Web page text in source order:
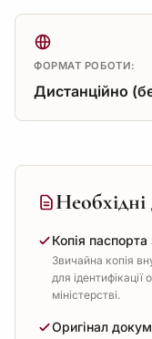
ФОРМАТ РОБОТИ:
Дистанційно
Копія паспорта
Звичайна копія
для
міністерстві.
Оригінал